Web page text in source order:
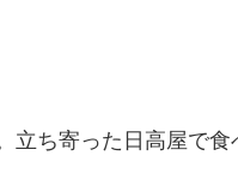
ち寄った日高屋で